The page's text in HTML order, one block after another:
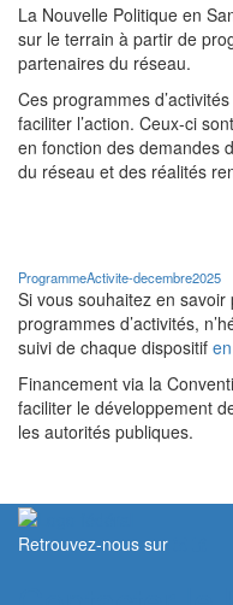
La Nouvelle Politique en
sur le terrain à partir de
partenaires du réseau.
Ces programmes
faciliter l’action. Ceux-ci
en fonction des demandes
du réseau et des réalités
ProgrammeActivite-decembre2025
Si vous souhaitez en
programmes d’activités,
suivi de chaque dispositif
Financement via la
faciliter le développement
les autorités publiques.
Retrouvez-nous sur